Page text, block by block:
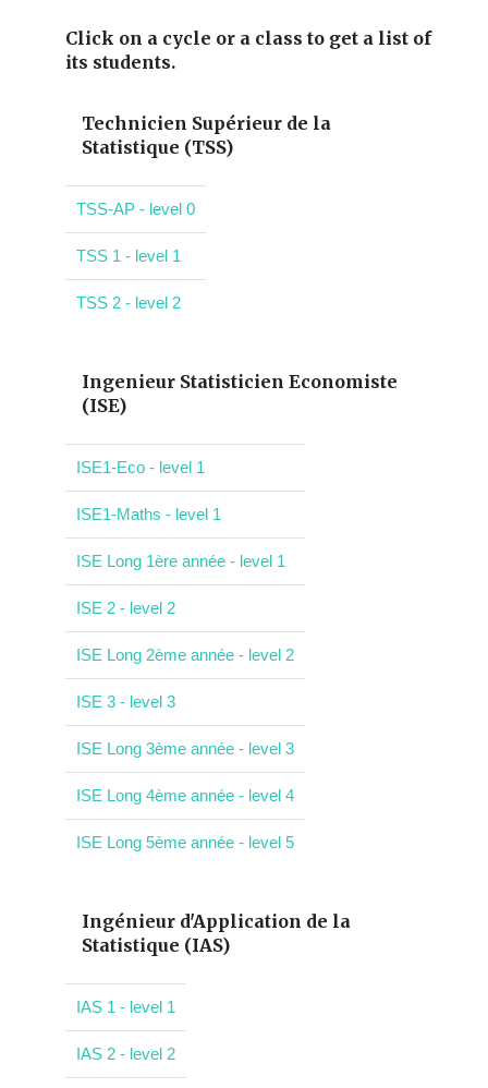
Click on a cycle or a class to get a list of
its students.
Technicien Supérieur de la
Statistique (TSS)
TSS-AP - level 0
TSS 1 - level 1
TSS 2 - level 2
Ingenieur Statisticien Economiste
(ISE)
ISE1-Eco - level 1
ISE1-Maths - level 1
ISE Long 1ère année - level 1
ISE 2 - level 2
ISE Long 2ème année - level 2
ISE 3 - level 3
ISE Long 3ème année - level 3
ISE Long 4ème année - level 4
ISE Long 5ème année - level 5
Ingénieur d'Application de la
Statistique (IAS)
IAS 1 - level 1
IAS 2 - level 2